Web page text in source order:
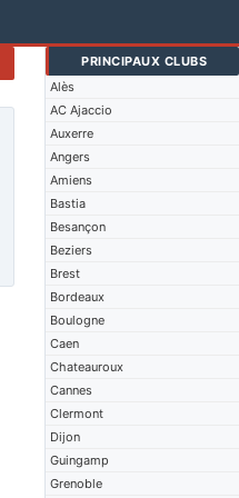
PRINCIPAUX CLUBS
Alès
AC Ajaccio
Auxerre
Angers
Amiens
Bastia
Besançon
Beziers
Brest
Bordeaux
Boulogne
Caen
Chateauroux
Cannes
Clermont
Dijon
Guingamp
Grenoble